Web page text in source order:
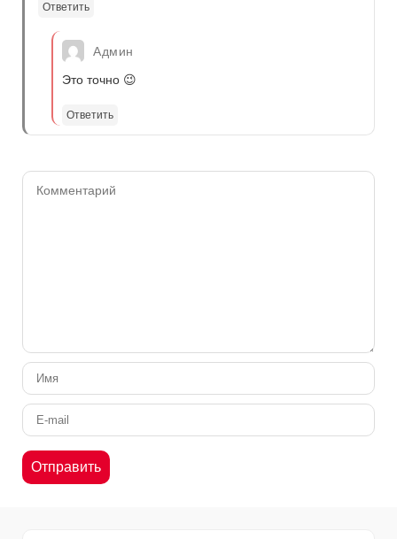
Ответить
Админ
Это точно 😉
Ответить